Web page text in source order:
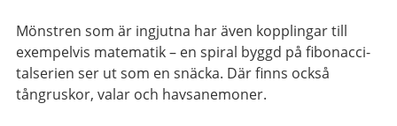
Mönstren som är ingjutna har även kopplingar till
exempelvis matematik – en spiral byggd på fibonacci-
talserien ser ut som en snäcka. Där finns också
tångruskor, valar och havsanemoner.